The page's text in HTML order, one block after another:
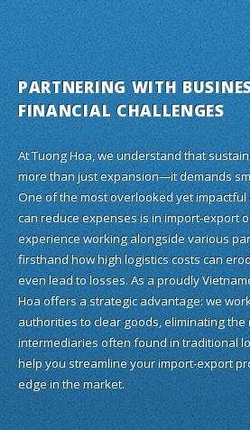
PARTNERING WITH
FINANCIAL CHALLENGES
At Tuong Hoa, we understand that
more than just expansion—it demands
One of the most overlooked yet
can reduce expenses is in import-export
experience working alongside various
firsthand how high logistics costs can
even lead to losses. As a proudly
Hoa offers a strategic advantage: we
authorities to clear goods, eliminating the
intermediaries often found in traditional
help you streamline your import-export
edge in the market.